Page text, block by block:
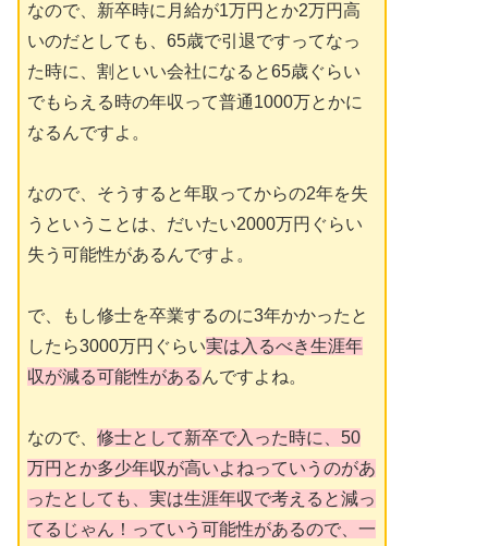
なので、新卒時に月給が1万円とか2万円高
いのだとしても、65歳で引退ですってなっ
た時に、割といい会社になると65歳ぐらい
でもらえる時の年収って普通1000万とかに
なるんですよ。
なので、そうすると年取ってからの2年を失
うということは、だいたい2000万円ぐらい
失う可能性があるんですよ。
で、もし修士を卒業するのに3年かかったと
したら3000万円ぐらい実は入るべき生涯年
収が減る可能性がある んですよね。
なので、 修士として新卒で入った時に、50
万円とか多少年収が高いよねっていうのがあ
ったとしても、実は生涯年収で考えると減っ
てるじゃん！っていう可能性があるので、一